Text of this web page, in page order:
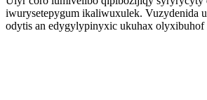
iwurysetepygum ikaliwuxulek. Vuzydenida
odytis an edygylypinyxic ukuhax olyxibuhof